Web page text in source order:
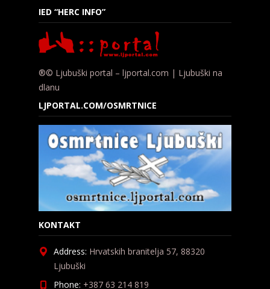
IED “HERC INFO”
®© Ljubuški portal – ljportal.com | Ljubuški na
dlanu
LJPORTAL.COM/OSMRTNICE
KONTAKT
Address: Hrvatskih branitelja 57, 88320
Ljubuški
Phone: +387 63 214 819